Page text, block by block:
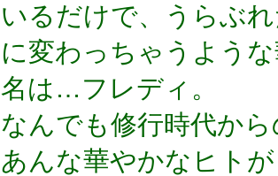
いるだけで、うらぶ
に変わっちゃうよう
名は…フレディ。
なんでも修行時代か
あんな華やかなヒト